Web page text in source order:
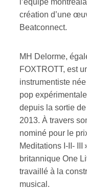
l’équipe
création d’une
Beatconnect.
MH Delorme,
FOXTROTT, est
instrumentiste
pop
depuis la sortie
2013. À travers
nominé pour le
Meditations I-II- III
britannique One
travaillé à la
musical.
Votre courriel*
Mélomane
Professionnel
Amateur-e /Fan
Contributeur-trice
Fournisseur